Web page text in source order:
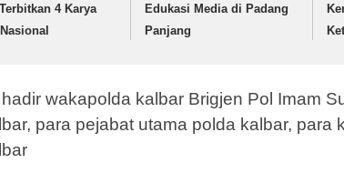
4 Karya
Edukasi Media di Padang
Panjang
wakapolda kalbar Brigjen Pol Imam
para pejabat utama polda kalbar, para